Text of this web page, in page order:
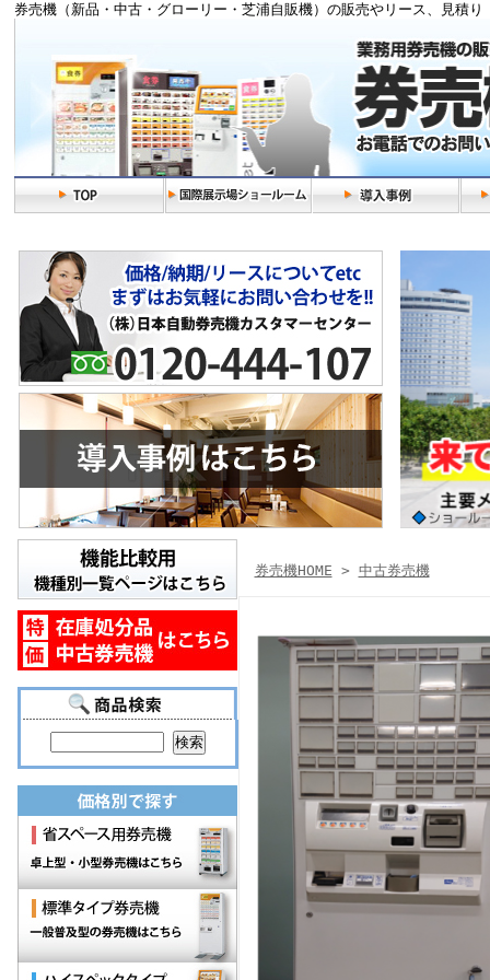
券売機（新品・中古・グローリー・芝浦自販機）の販売やリース、見積り
券売機HOME > 中古券売機